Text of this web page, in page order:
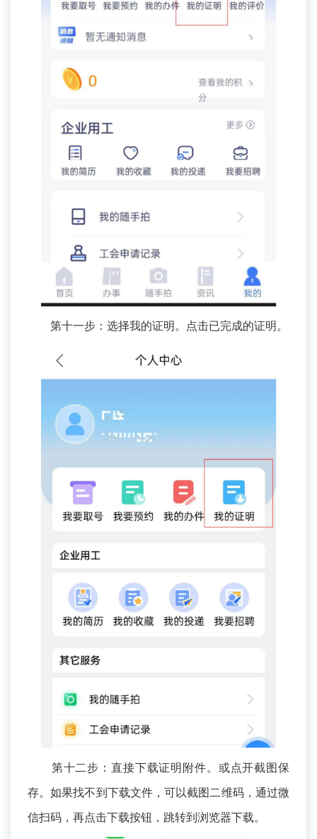
第十一步：选择我的证明。点击已完成的证明。
第十二步：直接下载证明附件。或点开截图保
存。如果找不到下载文件，可以截图二维码，通过微
信扫码，再点击下载按钮，跳转到浏览器下载。